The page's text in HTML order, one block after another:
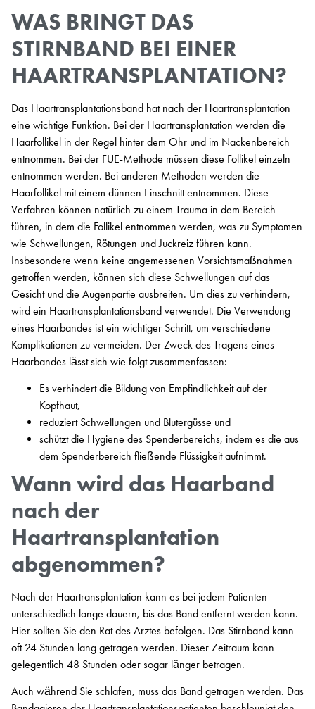
WAS BRINGT DAS
STIRNBAND BEI EINER
HAARTRANSPLANTATION?
Das Haartransplantationsband hat nach der Haartransplantation
eine wichtige Funktion. Bei der Haartransplantation werden die
Haarfollikel in der Regel hinter dem Ohr und im Nackenbereich
entnommen. Bei der FUE-Methode müssen diese Follikel einzeln
entnommen werden. Bei anderen Methoden werden die
Haarfollikel mit einem dünnen Einschnitt entnommen. Diese
Verfahren können natürlich zu einem Trauma in dem Bereich
führen, in dem die Follikel entnommen werden, was zu Symptomen
wie Schwellungen, Rötungen und Juckreiz führen kann.
Insbesondere wenn keine angemessenen Vorsichtsmaßnahmen
getroffen werden, können sich diese Schwellungen auf das
Gesicht und die Augenpartie ausbreiten. Um dies zu verhindern,
wird ein Haartransplantationsband verwendet. Die Verwendung
eines Haarbandes ist ein wichtiger Schritt, um verschiedene
Komplikationen zu vermeiden. Der Zweck des Tragens eines
Haarbandes lässt sich wie folgt zusammenfassen:
Es verhindert die Bildung von Empfindlichkeit auf der
Kopfhaut,
reduziert Schwellungen und Blutergüsse und
schützt die Hygiene des Spenderbereichs, indem es die aus
dem Spenderbereich fließende Flüssigkeit aufnimmt.
Wann wird das Haarband
nach der
Haartransplantation
abgenommen?
Nach der Haartransplantation kann es bei jedem Patienten
unterschiedlich lange dauern, bis das Band entfernt werden kann.
Hier sollten Sie den Rat des Arztes befolgen. Das Stirnband kann
oft 24 Stunden lang getragen werden. Dieser Zeitraum kann
gelegentlich 48 Stunden oder sogar länger betragen.
Auch während Sie schlafen, muss das Band getragen werden. Das